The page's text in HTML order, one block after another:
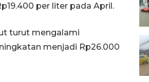
per liter pada April.
turut mengalami
menjadi Rp26.000